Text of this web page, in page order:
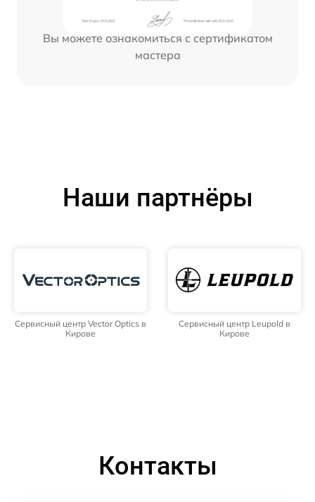
Вы можете ознакомиться с сертификатом
мастера
Наши партнёры
Сервисный центр Vector Optics в
Кирове
Сервисный центр Leupold в
Кирове
Контакты